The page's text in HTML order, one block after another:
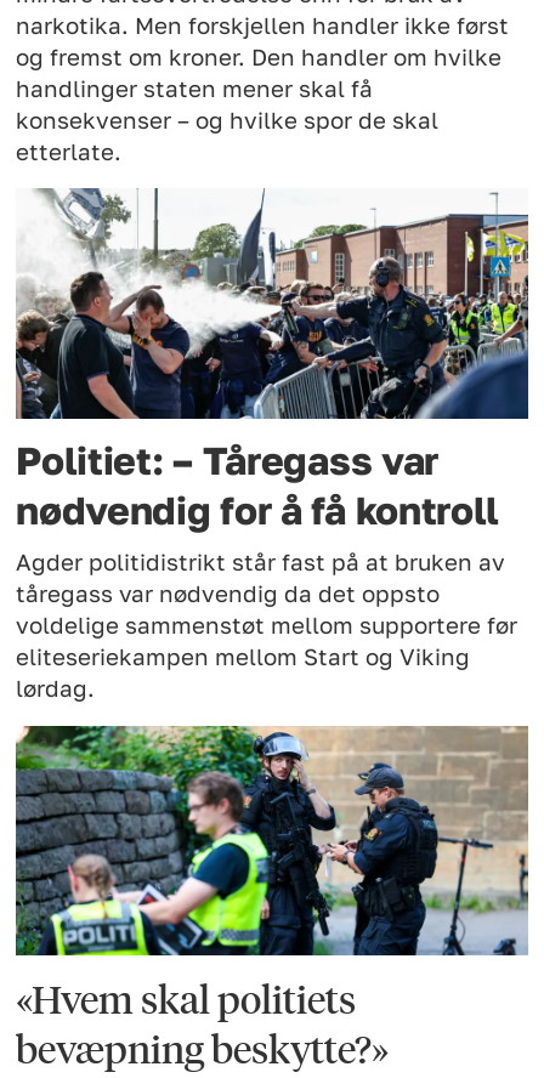
narkotika. Men forskjellen handler ikke først
og fremst om kroner. Den handler om hvilke
handlinger staten mener skal få
konsekvenser – og hvilke spor de skal
etterlate.
Politiet: – Tåregass var
nødvendig for å få kontroll
Agder politidistrikt står fast på at bruken av
tåregass var nødvendig da det oppsto
voldelige sammenstøt mellom supportere før
eliteseriekampen mellom Start og Viking
lørdag.
«Hvem skal politiets
bevæpning beskytte?»